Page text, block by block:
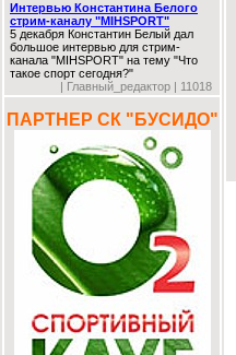
Интервью Константина Белого
стрим-каналу "MIHSPORT"
5 декабря Константин Белый дал
большое интервью для стрим-
канала "MIHSPORT" на тему "Что
такое спорт сегодня?"
| Главный_редактор | 11018
ПАРТНЕР СК "БУСИДО"